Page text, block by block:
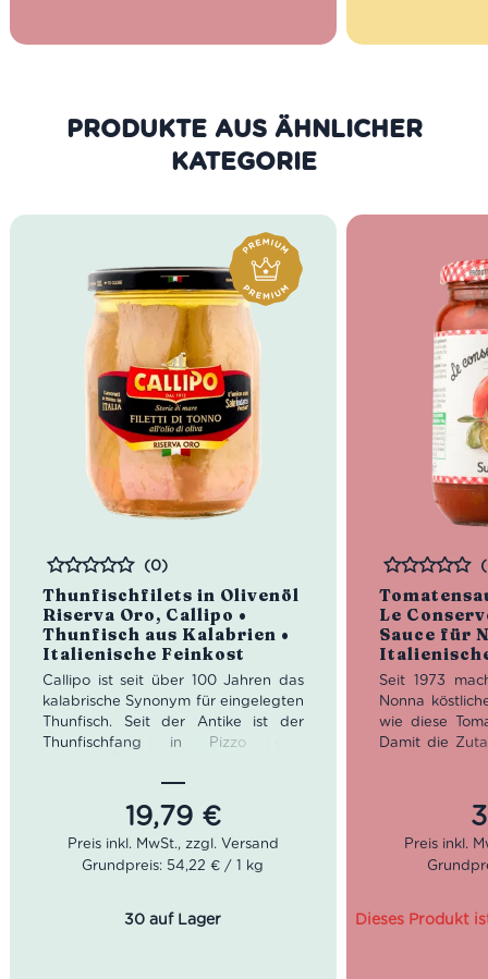
Tradition der regionalen Küche von
PRODUKTE AUS DER GLEICHEN
KATEGORIE
Thunfischfilets in Olivenöl
Riserva Oro, Callipo •
Thunfisch aus Kalabrien •
Italienische Feinkost
Bewertet
(0)
Callipo ist seit über 100 Jahren das
kalabrische Synonym für eingelegten
Thunfisch. Seit der Antike ist der
Thunfischfang in Pizzo eine
Giacinto Callipo das gleichnamige
Unternehmen. Da er zu den ersten
gehörten, der den Thunfisch auch
konservieren konnte, ging es steil
aufwärts. 1926 berief das Köngshaus
Die Thunfisch Leckereien von Callipo,
19,79 €
Grundpreis: 54,22 € / 1 kg
30 auf Lager
Le
Sauce für
Bewertet
Seit 1973
Nonna
wie diese
Damit die
Romagna
dafür, dass
einfache,
Dieses Produkt